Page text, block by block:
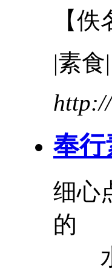
【佚
|素食|
奉行
细心
的
水